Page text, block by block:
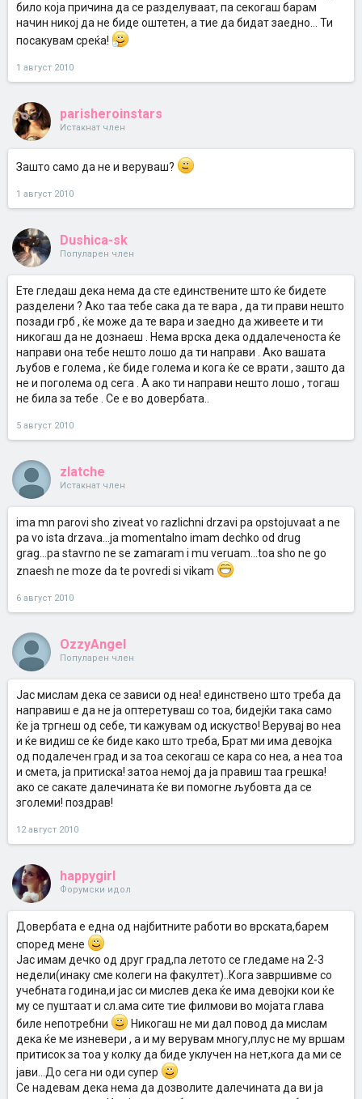
било која причина да се разделуваат, па секогаш барам
начин никој да не биде оштетен, а тие да бидат заедно... Ти
посакувам среќа!
1 август 2010
parisheroinstars
Истакнат член
Зашто само да не и веруваш?
1 август 2010
Dushica-sk
Популарен член
Ете гледаш дека нема да сте единствените што ќе бидете
разделени ? Ако таа тебе сака да те вара , да ти прави нешто
позади грб , ќе може да те вара и заедно да живеете и ти
никогаш да не дознаеш . Нема врска дека оддалеченоста ќе
направи она тебе нешто лошо да ти направи . Ако вашата
љубов е голема , ќе биде голема и кога ќе се врати , зашто да
не и поголема од сега . А ако ти направи нешто лошо , тогаш
не била за тебе . Се е во довербата..
5 август 2010
zlatche
Истакнат член
ima mn parovi sho ziveat vo razlichni drzavi pa opstojuvaat a ne
pa vo ista drzava...ja momentalno imam dechko od drug
grag...pa stavrno ne se zamaram i mu veruam...toa sho ne go
znaesh ne moze da te povredi si vikam
6 август 2010
OzzyAngel
Популарен член
Јас мислам дека се зависи од неа! единствено што треба да
направиш е да не ја оптеретуваш со тоа, бидејќи така само
ќе ја тргнеш од себе, ти кажувам од искуство! Верувај во неа
и ќе видиш се ќе биде како што треба, Брат ми има девојка
од подалечен град и за тоа секогаш се кара со неа, а неа тоа
и смета, ја притиска! затоа немој да ја правиш таа грешка!
ако се сакате далечината ќе ви помогне љубовта да се
зголеми! поздрав!
12 август 2010
happygirl
Форумски идол
Довербата е една од најбитните работи во врската,барем
според мене
Јас имам дечко од друг град,па летото се гледаме на 2-3
недели(инаку сме колеги на факултет)..Кога завршивме со
учебната година,и јас си мислев дека ќе има девојки кои ќе
му се пуштаат и сл.ама сите тие филмови во мојата глава
биле непотребни
Никогаш не ми дал повод да мислам
дека ќе ме изневери , а и му верувам многу,плус не му вршам
притисок за тоа у колку да биде уклучен на нет,кога да ми се
јави...До сега ни оди супер
Се надевам дека нема да дозволите далечината да ви ја